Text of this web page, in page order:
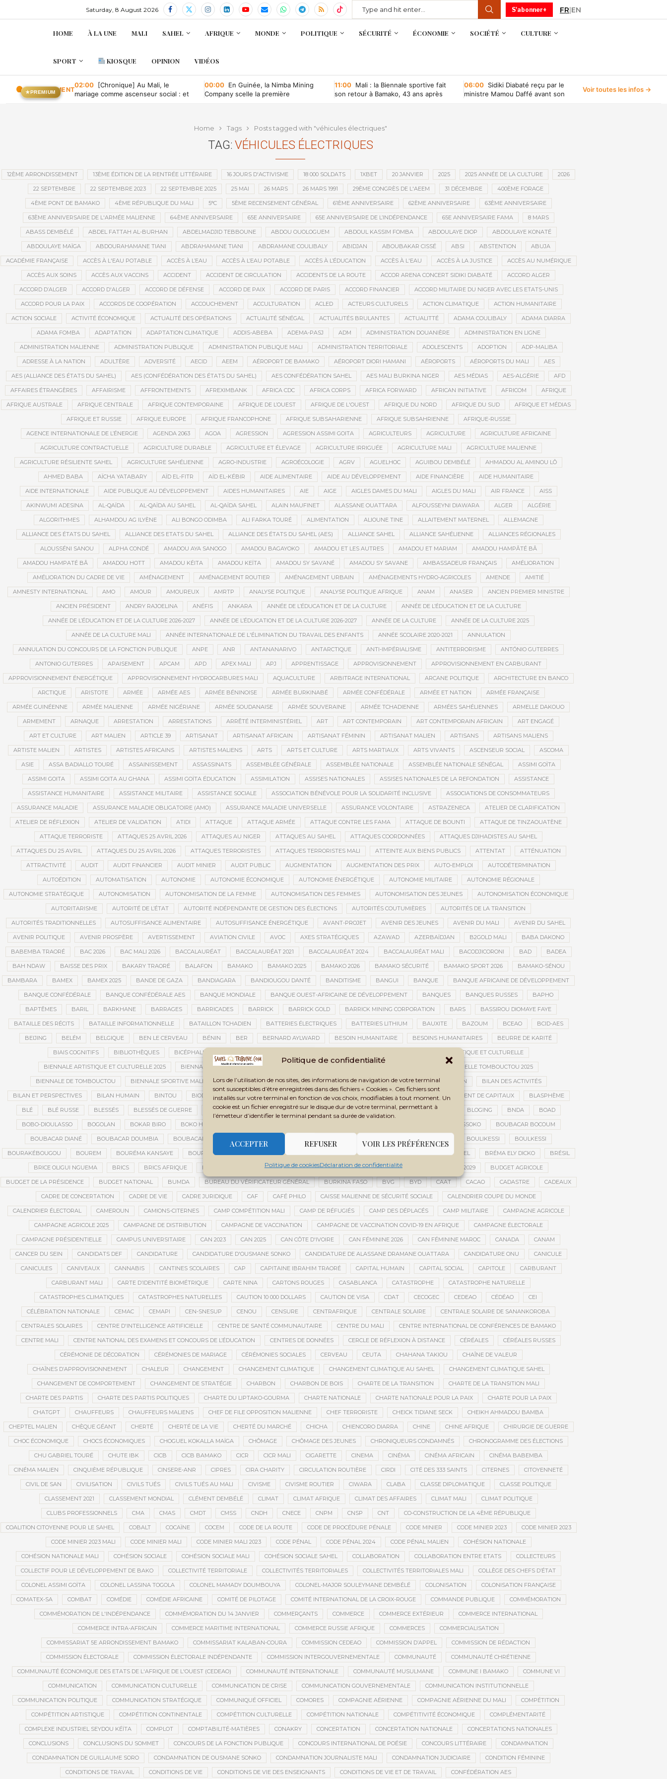
Politique de confidentialité
Lors de l’utilisation de nos sites, des informations de navigation de votre terminal
sont susceptibles d’être enregistrées dans des fichiers « Cookies ». Ces fichiers sont
installés sur votre terminal en fonction de vos choix, modifiables à tout moment. Un
cookie est un fichier enregistré sur le disque dur de votre terminal, permettant à
l’émetteur d’identifier le terminal pendant sa durée de validation.
ACCEPTER REFUSER VOIR LES PRÉFÉRENCES
Politique de cookiesDéclaration de confidentialité
Saturday, 8 August 2026 S'abonner+ FR|EN
HOME À LA UNE MALI SAHEL AFRIQUE MONDE POLITIQUE SÉCURITÉ ÉCONOMIE SOCIÉTÉ CULTURE
SPORT KIOSQUE OPINION VIDÉOS
EN CE MOMENT
★PREMIUM
02:00 [Chronique] Au Mali, le
mariage comme ascenseur social : et
00:00 En Guinée, la Nimba Mining
Company scelle la première
11:00 Mali : la Biennale sportive fait
son retour à Bamako, 43 ans après
06:00 Sidiki Diabaté reçu par le
ministre Mamou Daffé avant son
Voir toutes les infos →
Home Tags Posts tagged with "véhicules électriques"
TAG: VÉHICULES ÉLECTRIQUES
12ÈME ARRONDISSEMENT 13ÈME ÉDITION DE LA RENTRÉE LITTÉRAIRE 16 JOURS D'ACTIVISME 18 000 SOLDATS 1XBET 20 JANVIER 2025 2025 ANNÉE DE LA CULTURE 2026
22 SEPTEMBRE 22 SEPTEMBRE 2023 22 SEPTEMBRE 2025 25 MAI 26 MARS 26 MARS 1991 29ÈME CONGRÈS DE L'AEEM 31 DÉCEMBRE 400ÈME FORAGE
4ÈME PONT DE BAMAKO 4ÈME RÉPUBLIQUE DU MALI 5°C 5ÈME RECENSEMENT GÉNÉRAL 61ÈME ANNIVERSAIRE 62ÈME ANNIVERSAIRE 63ÈME ANNIVERSAIRE
63ÈME ANNIVERSAIRE DE L'ARMÉE MALIENNE 64ÈME ANNIVERSAIRE 65E ANNIVERSAIRE 65E ANNIVERSAIRE DE L’INDÉPENDANCE 65E ANNIVERSAIRE FAMA 8 MARS
ABASS DEMBÉLÉ ABDEL FATTAH AL-BURHAN ABDELMADJID TEBBOUNE ABDOU OUOLOGUEM ABDOUL KASSIM FOMBA ABDOULAYE DIOP ABDOULAYE KONATÉ
ABDOULAYE MAÏGA ABDOURAHAMANE TIANI ABDRAHAMANE TIANI ABDRAMANE COULIBALY ABIDJAN ABOUBAKAR CISSÉ ABSI ABSTENTION ABUJA
ACADÉMIE FRANÇAISE ACCÈS À L'EAU POTABLE ACCÈS À L’EAU ACCÈS À L’EAU POTABLE ACCÈS À L’ÉDUCATION ACCÈS À L'EAU ACCÈS À LA JUSTICE ACCÈS AU NUMÉRIQUE
ACCÈS AUX SOINS ACCÈS AUX VACCINS ACCIDENT ACCIDENT DE CIRCULATION ACCIDENTS DE LA ROUTE ACCOR ARENA CONCERT SIDIKI DIABATÉ ACCORD ALGER
ACCORD D’ALGER ACCORD D'ALGER ACCORD DE DÉFENSE ACCORD DE PAIX ACCORD DE PARIS ACCORD FINANCIER ACCORD MILITAIRE DU NIGER AVEC LES ETATS-UNIS
ACCORD POUR LA PAIX ACCORDS DE COOPÉRATION ACCOUCHEMENT ACCULTURATION ACLED ACTEURS CULTURELS ACTION CLIMATIQUE ACTION HUMANITAIRE
ACTION SOCIALE ACTIVITÉ ÉCONOMIQUE ACTUALITÉ DES OPÉRATIONS ACTUALITÉ SÉNÉGAL ACTUALITÉS BRULANTES ACTUALITTÉ ADAMA COULIBALY ADAMA DIARRA
ADAMA FOMBA ADAPTATION ADAPTATION CLIMATIQUE ADDIS-ABEBA ADEMA-PASJ ADM ADMINISTRATION DOUANIÈRE ADMINISTRATION EN LIGNE
ADMINISTRATION MALIENNE ADMINISTRATION PUBLIQUE ADMINISTRATION PUBLIQUE MALI ADMINISTRATION TERRITORIALE ADOLESCENTS ADOPTION ADP-MALIBA
ADRESSE À LA NATION ADULTÈRE ADVERSITÉ AECID AEEM AÉROPORT DE BAMAKO AÉROPORT DIORI HAMANI AÉROPORTS AÉROPORTS DU MALI AES
AES (ALLIANCE DES ÉTATS DU SAHEL) AES (CONFÉDÉRATION DES ÉTATS DU SAHEL) AES CONFÉDÉRATION SAHEL AES MALI BURKINA NIGER AES MÉDIAS AES-ALGÉRIE AFD
AFFAIRES ÉTRANGÈRES AFFAIRISME AFFRONTEMENTS AFREXIMBANK AFRICA CDC AFRICA CORPS AFRICA FORWARD AFRICAN INITIATIVE AFRICOM AFRIQUE
AFRIQUE AUSTRALE AFRIQUE CENTRALE AFRIQUE CONTEMPORAINE AFRIQUE DE L’OUEST AFRIQUE DE L'OUEST AFRIQUE DU NORD AFRIQUE DU SUD AFRIQUE ET MÉDIAS
AFRIQUE ET RUSSIE AFRIQUE EUROPE AFRIQUE FRANCOPHONE AFRIQUE SUBSAHARIENNE AFRIQUE SUBSAHRIENNE AFRIQUE-RUSSIE
AGENCE INTERNATIONALE DE L’ÉNERGIE AGENDA 2063 AGOA AGRESSION AGRESSION ASSIMI GOITA AGRICULTEURS AGRICULTURE AGRICULTURE AFRICAINE
AGRICULTURE CONTRACTUELLE AGRICULTURE DURABLE AGRICULTURE ET ÉLEVAGE AGRICULTURE IRRIGUÉE AGRICULTURE MALI AGRICULTURE MALIENNE
AGRICULTURE RÉSILIENTE SAHEL AGRICULTURE SAHÉLIENNE AGRO-INDUSTRIE AGROÉCOLOGIE AGRV AGUELHOC AGUIBOU DEMBÉLÉ AHMADOU AL AMINOU LÔ
AHMED BABA AÏCHA YATABARY AÏD EL-FITR AÏD EL-KÉBIR AIDE ALIMENTAIRE AIDE AU DÉVELOPPEMENT AIDE FINANCIÈRE AIDE HUMANITAIRE
AIDE INTERNATIONALE AIDE PUBLIQUE AU DÉVELOPPEMENT AIDES HUMANITAIRES AIE AIGE AIGLES DAMES DU MALI AIGLES DU MALI AIR FRANCE AISS
AKINWUMI ADESINA AL-QAÏDA AL-QAÏDA AU SAHEL AL-QAÏDA SAHEL ALAIN MAUFINET ALASSANE OUATTARA ALFOUSSEYNI DIAWARA ALGER ALGÉRIE
ALGORITHMES ALHAMDOU AG ILYÈNE ALI BONGO ODIMBA ALI FARKA TOURÉ ALIMENTATION ALIOUNE TINE ALLAITEMENT MATERNEL ALLEMAGNE
ALLIANCE DES ÉTATS DU SAHEL ALLIANCE DES ETATS DU SAHEL ALLIANCE DES ÉTATS DU SAHEL (AES) ALLIANCE SAHEL ALLIANCE SAHÉLIENNE ALLIANCES RÉGIONALES
ALOUSSÉNI SANOU ALPHA CONDÉ AMADOU AYA SANOGO AMADOU BAGAYOKO AMADOU ET LES AUTRES AMADOU ET MARIAM AMADOU HAMPÂTÉ BÂ
AMADOU HAMPATÉ BÂ AMADOU HOTT AMADOU KÉITA AMADOU KEÏTA AMADOU SY SAVANÉ AMADOU SY SAVANE AMBASSADEUR FRANÇAIS AMÉLIORATION
AMÉLIORATION DU CADRE DE VIE AMÉNAGEMENT AMÉNAGEMENT ROUTIER AMÉNAGEMENT URBAIN AMÉNAGEMENTS HYDRO-AGRICOLES AMENDE AMITIÉ
AMNESTY INTERNATIONAL AMO AMOUR AMOUREUX AMRTP ANALYSE POLITIQUE ANALYSE POLITIQUE AFRIQUE ANAM ANASER ANCIEN PREMIER MINISTRE
ANCIEN PRÉSIDENT ANDRY RAJOELINA ANÉFIS ANKARA ANNÉE DE L’ÉDUCATION ET DE LA CULTURE ANNÉE DE L’ÉDUCATION ET DE LA CULTURE
ANNÉE DE L’ÉDUCATION ET DE LA CULTURE 2026-2027 ANNÉE DE L’ÉDUCATION ET DE LA CULTURE 2026-2027 ANNÉE DE LA CULTURE ANNÉE DE LA CULTURE 2025
ANNÉE DE LA CULTURE MALI ANNÉE INTERNATIONALE DE L'ÉLIMINATION DU TRAVAIL DES ENFANTS ANNÉE SCOLAIRE 2020-2021 ANNULATION
ANNULATION DU CONCOURS DE LA FONCTION PUBLIQUE ANPE ANR ANTANANARIVO ANTARCTIQUE ANTI-IMPÉRIALISME ANTITERRORISME ANTÓNIO GUTERRES
ANTONIO GUTERRES APAISEMENT APCAM APD APEX MALI APJ APPRENTISSAGE APPROVISIONNEMENT APPROVISIONNEMENT EN CARBURANT
APPROVISIONNEMENT ÉNERGÉTIQUE APPROVISIONNEMENT HYDROCARBURES MALI AQUACULTURE ARBITRAGE INTERNATIONAL ARCANE POLITIQUE ARCHITECTURE EN BANCO
ARCTIQUE ARISTOTE ARMÉE ARMÉE AES ARMÉE BÉNINOISE ARMÉE BURKINABÉ ARMÉE CONFÉDÉRALE ARMÉE ET NATION ARMÉE FRANÇAISE
ARMÉE GUINÉENNE ARMÉE MALIENNE ARMÉE NIGÉRIANE ARMÉE SOUDANAISE ARMÉE SOUVERAINE ARMÉE TCHADIENNE ARMÉES SAHÉLIENNES ARMELLE DAKOUO
ARMEMENT ARNAQUE ARRESTATION ARRESTATIONS ARRÊTÉ INTERMINISTÉRIEL ART ART CONTEMPORAIN ART CONTEMPORAIN AFRICAIN ART ENGAGÉ
ART ET CULTURE ART MALIEN ARTICLE 39 ARTISANAT ARTISANAT AFRICAIN ARTISANAT FÉMININ ARTISANAT MALIEN ARTISANS ARTISANS MALIENS
ARTISTE MALIEN ARTISTES ARTISTES AFRICAINS ARTISTES MALIENS ARTS ARTS ET CULTURE ARTS MARTIAUX ARTS VIVANTS ASCENSEUR SOCIAL ASCOMA
ASIE ASSA BADIALLO TOURÉ ASSAINISSEMENT ASSASSINATS ASSEMBLÉE GÉNÉRALE ASSEMBLÉE NATIONALE ASSEMBLÉE NATIONALE SÉNÉGAL ASSIMI GOÏTA
ASSIMI GOITA ASSIMI GOITA AU GHANA ASSIMI GOÏTA ÉDUCATION ASSIMILATION ASSISES NATIONALES ASSISES NATIONALES DE LA REFONDATION ASSISTANCE
ASSISTANCE HUMANITAIRE ASSISTANCE MILITAIRE ASSISTANCE SOCIALE ASSOCIATION BÉNÉVOLE POUR LA SOLIDARITÉ INCLUSIVE ASSOCIATIONS DE CONSOMMATEURS
ASSURANCE MALADIE ASSURANCE MALADIE OBLIGATOIRE (AMO) ASSURANCE MALADIE UNIVERSELLE ASSURANCE VOLONTAIRE ASTRAZENECA ATELIER DE CLARIFICATION
ATELIER DE RÉFLEXION ATELIER DE VALIDATION ATIDI ATTAQUE ATTAQUE ARMÉE ATTAQUE CONTRE LES FAMA ATTAQUE DE BOUNTI ATTAQUE DE TINZAOUATÈNE
ATTAQUE TERRORISTE ATTAQUES 25 AVRIL 2026 ATTAQUES AU NIGER ATTAQUES AU SAHEL ATTAQUES COORDONNÉES ATTAQUES DJIHADISTES AU SAHEL
ATTAQUES DU 25 AVRIL ATTAQUES DU 25 AVRIL 2026 ATTAQUES TERRORISTES ATTAQUES TERRORISTES MALI ATTEINTE AUX BIENS PUBLICS ATTENTAT ATTÉNUATION
ATTRACTIVITÉ AUDIT AUDIT FINANCIER AUDIT MINIER AUDIT PUBLIC AUGMENTATION AUGMENTATION DES PRIX AUTO-EMPLOI AUTODÉTERMINATION
AUTOÉDITION AUTOMATISATION AUTONOMIE AUTONOMIE ÉCONOMIQUE AUTONOMIE ÉNERGÉTIQUE AUTONOMIE MILITAIRE AUTONOMIE RÉGIONALE
AUTONOMIE STRATÉGIQUE AUTONOMISATION AUTONOMISATION DE LA FEMME AUTONOMISATION DES FEMMES AUTONOMISATION DES JEUNES AUTONOMISATION ÉCONOMIQUE
AUTORITARISME AUTORITÉ DE L’ÉTAT AUTORITÉ INDÉPENDANTE DE GESTION DES ÉLECTIONS AUTORITÉS COUTUMIÈRES AUTORITÉS DE LA TRANSITION
AUTORITÉS TRADITIONNELLES AUTOSUFFISANCE ALIMENTAIRE AUTOSUFFISANCE ÉNERGÉTIQUE AVANT-PROJET AVENIR DES JEUNES AVENIR DU MALI AVENIR DU SAHEL
AVENIR POLITIQUE AVENIR PROSPÈRE AVERTISSEMENT AVIATION CIVILE AVOC AXES STRATÉGIQUES AZAWAD AZERBAÏDJAN B2GOLD MALI BABA DAKONO
BABEMBA TRAORÉ BAC 2026 BAC MALI 2026 BACCALAURÉAT BACCALAURÉAT 2021 BACCALAURÉAT 2024 BACCALAURÉAT MALI BACODJICORONI BAD BADEA
BAH NDAW BAISSE DES PRIX BAKARY TRAORÉ BALAFON BAMAKO BAMAKO 2025 BAMAKO 2026 BAMAKO SÉCURITÉ BAMAKO SPORT 2026 BAMAKO-SÉNOU
BAMBARA BAMEX BAMEX 2025 BANDE DE GAZA BANDIAGARA BANDIOUGOU DANTÉ BANDITISME BANGUI BANQUE BANQUE AFRICAINE DE DÉVELOPPEMENT
BANQUE CONFÉDÉRALE BANQUE CONFÉDÉRALE AES BANQUE MONDIALE BANQUE OUEST-AFRICAINE DE DÉVELOPPEMENT BANQUES BANQUES RUSSES BAPHO
BAPTÊMES BARIL BARKHANE BARRAGES BARRICADES BARRICK BARRICK GOLD BARRICK MINING CORPORATION BARS BASSIROU DIOMAYE FAYE
BATAILLE DES RÉCITS BATAILLE INFORMATIONNELLE BATAILLON TCHADIEN BATTERIES ÉLECTRIQUES BATTERIES LITHIUM BAUXITE BAZOUM BCEAO BCID-AES
BEIJING BELÉM BELGIQUE BEN LE CERVEAU BÉNIN BER BERNARD AYLWARD BESOIN HUMANITAIRE BESOINS HUMANITAIRES BEURRE DE KARITÉ
BIAIS COGNITIFS BIBLIOTHÈQUES BICÉPHALISME BIENNALE ARTISTIQUE ET CULTURELLE
BIENNALE ARTISTIQUE ET CULTURELLE 2025 BIENNALE ARTISTIQUE ET CULTURELLE DE TOMBOUCTOU 2025 BIENNALE ARTISTIQUE ET CULTURELLE TOMBOUCTOU 2025
BIENNALE DE TOMBOUCTOU BIENNALE SPORTIVE MALI BIG DATA BILAN BILAN 2024 BILAN ANNUEL BILAN DE LA TRANSITION BILAN DES ACTIVITÉS
BILAN ET PERSPECTIVES BILAN HUMAIN BINTOU BIODIVERSITÉ BIOMÉTRIE BLANCHIMENT BLANCHIMENT D’ARGENT BLANCHIMENT DE CAPITAUX BLASPHÈME
BLÉ BLÉ RUSSE BLESSÉS BLESSÉS DE GUERRE BLESSURE FATOU DEMBÉLÉ BLOCKCHAIN BLOCUS BLOCUS ÉCONOMIQUE BLOGING BNDA BOAD
BOBO-DIOULASSO BOGOLAN BOKAR BIRO BOKO HARAM BOUARÉ FILY SISSOKO BOUBACAR BOCOUM
BOUBACAR DIANÉ BOUBACAR DOUMBIA BOUBACAR MAO DIANÉ BOULEVARD DE L’INDÉPENDANCE BOULIKESSI BOULKESSI
BOURAKÉBOUGOU BOUREM BOURÉMA KANSAYE BOURSES BOURSES D'ÉTUDES BOURSES ÉTUDIANTS BRASSAGE CULTUREL BRÉMA ELY DICKO BRÉSIL
BRICE OLIGUI NGUEMA BRICS BRICS AFRIQUE BRIGADE MOBILE D’INTERVENTION BRUNO LE MAIRE BRUXELLES BUDGET 2027-2029 BUDGET AGRICOLE
BUDGET DE LA PRÉSIDENCE BUDGET NATIONAL BUMDA BUREAU DU VÉRIFICATEUR GÉNÉRAL BURKINA FASO BVG BYD CAAT CACAO CADASTRE CADEAUX
CADRE DE CONCERTATION CADRE DE VIE CADRE JURIDIQUE CAF CAFÉ PHILO CAISSE MALIENNE DE SÉCURITÉ SOCIALE CALENDRIER COUPE DU MONDE
CALENDRIER ÉLECTORAL CAMEROUN CAMIONS-CITERNES CAMP COMPÉTITION MALI CAMP DE RÉFUGIÉS CAMP DES DÉPLACÉS CAMP MILITAIRE CAMPAGNE AGRICOLE
CAMPAGNE AGRICOLE 2025 CAMPAGNE DE DISTRIBUTION CAMPAGNE DE VACCINATION CAMPAGNE DE VACCINATION COVID-19 EN AFRIQUE CAMPAGNE ÉLECTORALE
CAMPAGNE PRÉSIDENTIELLE CAMPUS UNIVERSITAIRE CAN 2023 CAN 2025 CAN CÔTE D'IVOIRE CAN FÉMININE 2026 CAN FÉMININE MAROC CANADA CANAM
CANCER DU SEIN CANDIDATS DEF CANDIDATURE CANDIDATURE D'OUSMANE SONKO CANDIDATURE DE ALASSANE DRAMANE OUATTARA CANDIDATURE ONU CANICULE
CANICULES CANIVEAUX CANNABIS CANTINES SCOLAIRES CAP CAPITAINE IBRAHIM TRAORÉ CAPITAL HUMAIN CAPITAL SOCIAL CAPITOLE CARBURANT
CARBURANT MALI CARTE D’IDENTITÉ BIOMÉTRIQUE CARTE NINA CARTONS ROUGES CASABLANCA CATASTROPHE CATASTROPHE NATURELLE
CATASTROPHES CLIMATIQUES CATASTROPHES NATURELLES CAUTION 10 000 DOLLARS CAUTION DE VISA CDAT CECOGEC CEDEAO CÉDÉAO CEI
CÉLÉBRATION NATIONALE CEMAC CEMAPI CEN-SNESUP CENOU CENSURE CENTRAFRIQUE CENTRALE SOLAIRE CENTRALE SOLAIRE DE SANANKOROBA
CENTRALES SOLAIRES CENTRE D'INTELLIGENCE ARTIFICIELLE CENTRE DE SANTÉ COMMUNAUTAIRE CENTRE DU MALI CENTRE INTERNATIONAL DE CONFÉRENCES DE BAMAKO
CENTRE MALI CENTRE NATIONAL DES EXAMENS ET CONCOURS DE L’ÉDUCATION CENTRES DE DONNÉES CERCLE DE RÉFLEXION À DISTANCE CÉRÉALES CÉRÉALES RUSSES
CÉRÉMONIE DE DÉCORATION CÉRÉMONIES DE MARIAGE CÉRÉMONIES SOCIALES CERVEAU CEUTA CHAHANA TAKIOU CHAÎNE DE VALEUR
CHAÎNES D’APPROVISIONNEMENT CHALEUR CHANGEMENT CHANGEMENT CLIMATIQUE CHANGEMENT CLIMATIQUE AU SAHEL CHANGEMENT CLIMATIQUE SAHEL
CHANGEMENT DE COMPORTEMENT CHANGEMENT DE STRATÉGIE CHARBON CHARBON DE BOIS CHARTE DE LA TRANSITION CHARTE DE LA TRANSITION MALI
CHARTE DES PARTIS CHARTE DES PARTIS POLITIQUES CHARTE DU LIPTAKO-GOURMA CHARTE NATIONALE CHARTE NATIONALE POUR LA PAIX CHARTE POUR LA PAIX
CHATGPT CHAUFFEURS CHAUFFEURS MALIENS CHEF DE FILE OPPOSITION MALIENNE CHEF TERRORISTE CHEICK TIDIANE SECK CHEIKH AHMADOU BAMBA
CHEPTEL MALIEN CHÈQUE GÉANT CHERTÉ CHERTÉ DE LA VIE CHERTÉ DU MARCHÉ CHICHA CHIENCORO DIARRA CHINE CHINE AFRIQUE CHIRURGIE DE GUERRE
CHOC ÉCONOMIQUE CHOCS ÉCONOMIQUES CHOGUEL KOKALLA MAÏGA CHÔMAGE CHÔMAGE DES JEUNES CHRONIQUEURS CONDAMNÉS CHRONOGRAMME DES ÉLECTIONS
CHU GABRIEL TOURÉ CHUTE IBK CICB CICB BAMAKO CICR CICR MALI CIGARETTE CINEMA CINÉMA CINÉMA AFRICAIN CINÉMA BABEMBA
CINÉMA MALIEN CINQUIÈME RÉPUBLIQUE CINSERE-ANR CIPRES CIRA CHARITY CIRCULATION ROUTIÈRE CIRDI CITÉ DES 333 SAINTS CITERNES CITOYENNETÉ
CIVIL DE SAN CIVILISATION CIVILS TUÉS CIVILS TUÉS AU MALI CIVISME CIVISME ROUTIER CIWARA CLABA CLASSE DIPLOMATIQUE CLASSE POLITIQUE
CLASSEMENT 2021 CLASSEMENT MONDIAL CLÉMENT DEMBÉLÉ CLIMAT CLIMAT AFRIQUE CLIMAT DES AFFAIRES CLIMAT MALI CLIMAT POLITIQUE
CLUBS PROFESSIONNELS CMA CMAS CMDT CMSS CNDH CNECE CNPM CNSP CNT CO-CONSTRUCTION DE LA 4ÈME RÉPUBLIQUE
COALITION CITOYENNE POUR LE SAHEL COBALT COCAÏNE COCEM CODE DE LA ROUTE CODE DE PROCÉDURE PÉNALE CODE MINIER CODE MINIER 2023 CODE MINIER 2023
CODE MINIER 2023 MALI CODE MINIER MALI CODE MINIER MALI 2023 CODE PÉNAL CODE PÉNAL 2024 CODE PÉNAL MALIEN COHÉSION NATIONALE
COHÉSION NATIONALE MALI COHÉSION SOCIALE COHÉSION SOCIALE MALI COHÉSION SOCIALE SAHEL COLLABORATION COLLABORATION ENTRE ETATS COLLECTEURS
COLLECTIF POUR LE DÉVELOPPEMENT DE BAKO COLLECTIVITÉ TERRITORIALE COLLECTIVITÉS TERRITORIALES COLLECTIVITÉS TERRITORIALES MALI COLLÈGE DES CHEFS D’ÉTAT
COLONEL ASSIMI GOÏTA COLONEL LASSINA TOGOLA COLONEL MAMADY DOUMBOUYA COLONEL-MAJOR SOULEYMANE DEMBÉLÉ COLONISATION COLONISATION FRANÇAISE
COMATEX-SA COMBAT COMÉDIE COMÉDIE AFRICAINE COMITÉ DE PILOTAGE COMITÉ INTERNATIONAL DE LA CROIX-ROUGE COMMANDE PUBLIQUE COMMÉMORATION
COMMÉMORATION DE L'INDÉPENDANCE COMMÉMORATION DU 14 JANVIER COMMERÇANTS COMMERCE COMMERCE EXTÉRIEUR COMMERCE INTERNATIONAL
COMMERCE INTRA-AFRICAIN COMMERCE MARITIME INTERNATIONAL COMMERCE RUSSIE AFRIQUE COMMERCES COMMERCIALISATION
COMMISSARIAT 5E ARRONDISSEMENT BAMAKO COMMISSARIAT KALABAN-COURA COMMISSION CEDEAO COMMISSION D’APPEL COMMISSION DE RÉDACTION
COMMISSION ÉLECTORALE COMMISSION ÉLECTORALE INDÉPENDANTE COMMISSION INTERGOUVERNEMENTALE COMMUNAUTÉ COMMUNAUTÉ CHRÉTIENNE
COMMUNAUTÉ ÉCONOMIQUE DES ETATS DE L'AFRIQUE DE L'OUEST (CEDEAO) COMMUNAUTÉ INTERNATIONALE COMMUNAUTÉ MUSULMANE COMMUNE I BAMAKO COMMUNE VI
COMMUNICATION COMMUNICATION CULTURELLE COMMUNICATION DE CRISE COMMUNICATION GOUVERNEMENTALE COMMUNICATION INSTITUTIONNELLE
COMMUNICATION POLITIQUE COMMUNICATION STRATÉGIQUE COMMUNIQUÉ OFFICIEL COMORES COMPAGNIE AÉRIENNE COMPAGNIE AÉRIENNE DU MALI COMPÉTITION
COMPÉTITION ARTISTIQUE COMPÉTITION CONTINENTALE COMPÉTITION CULTURELLE COMPÉTITION NATIONALE COMPÉTITIVITÉ ÉCONOMIQUE COMPLÉMENTARITÉ
COMPLEXE INDUSTRIEL SEYDOU KÉÏTA COMPLOT COMPTABILITÉ-MATIÈRES CONAKRY CONCERTATION CONCERTATION NATIONALE CONCERTATIONS NATIONALES
CONCLUSIONS CONCLUSIONS DU SOMMET CONCOURS DE LA FONCTION PUBLIQUE CONCOURS INTERNATIONAL DE POÉSIE CONCOURS LITTÉRAIRE CONDAMNATION
CONDAMNATION DE GUILLAUME SORO CONDAMNATION DE OUSMANE SONKO CONDAMNATION JOURNALISTE MALI CONDAMNATION JUDICIAIRE CONDITION FÉMININE
CONDITIONS DE TRAVAIL CONDITIONS DE VIE CONDITIONS DE VIE DES ENSEIGNANTS CONDITIONS DE VIE ET DE TRAVAIL CONFÉDÉRATION AES